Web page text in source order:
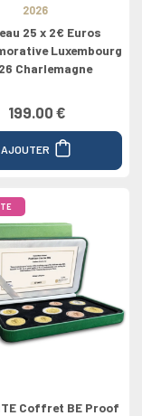
2026
25 x 2€ Euros
Luxembourg
Charlemagne
199.00 €
AJOUTER
Coffret BE Proof